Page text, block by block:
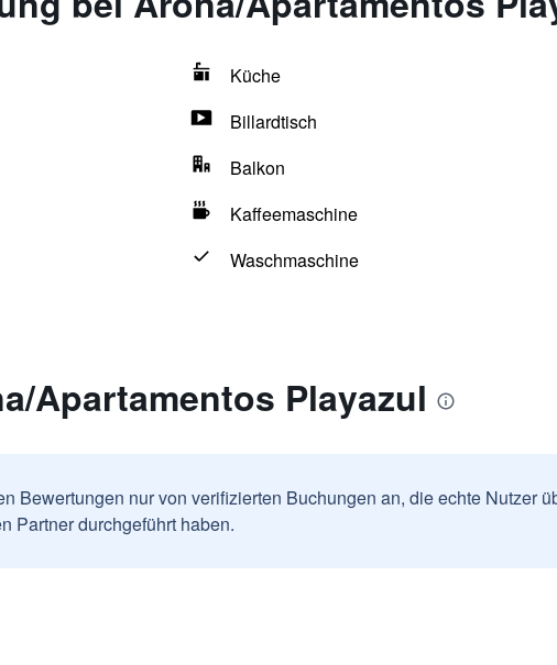
Küche
Billardtisch
Balkon
Kaffeemaschine
Waschmaschine
Apartamentos Playazul
Bewertungen nur von verifizierten Buchungen an, die echte Nutzer
Partner durchgeführt haben.